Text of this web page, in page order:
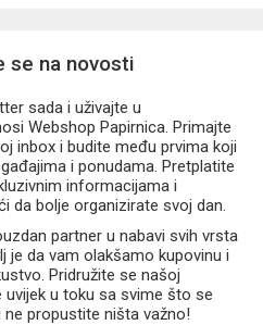
se na novosti
sada i uživajte u
Webshop Papirnica. Primajte
inbox i budite među prvima koji
i ponudama. Pretplatite
informacijama i
da bolje organizirate svoj dan.
partner u nabavi svih vrsta
je da vam olakšamo kupovinu i
Pridružite se našoj
uvijek u toku sa svime što se
propustite ništa važno!